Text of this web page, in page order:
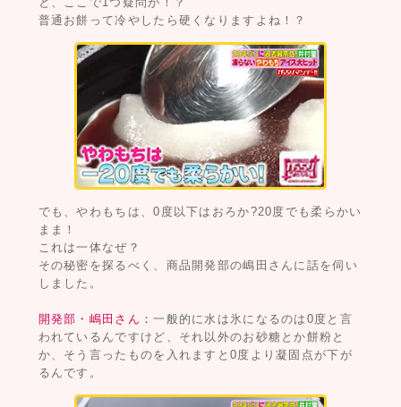
普通お餅って冷やしたら硬くなりますよね！？
でも、やわもちは、0度以下はおろか?20度でも柔らかい
まま！
これは一体なぜ？
その秘密を探るべく、商品開発部の嶋田さんに話を伺い
しました。
開発部・嶋田さん：一般的に水は氷になるのは0度と言
われているんですけど、それ以外のお砂糖とか餅粉と
か、そう言ったものを入れますと0度より凝固点が下が
るんです。